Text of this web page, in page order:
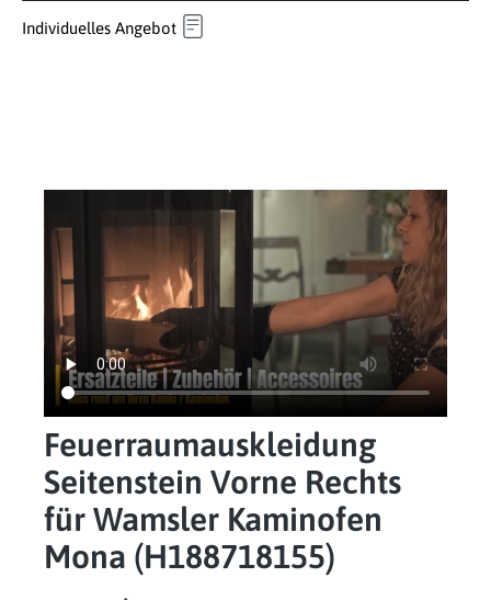
Individuelles Angebot
Feuerraumauskleidung
Seitenstein Vorne Rechts
für Wamsler Kaminofen
Mona (H188718155)